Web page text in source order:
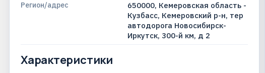
Регион/адрес
650000, Кемеровская область -
Кузбасс, Кемеровский р-н, тер
автодорога Новосибирск-
Иркутск, 300-й км, д 2
Характеристики